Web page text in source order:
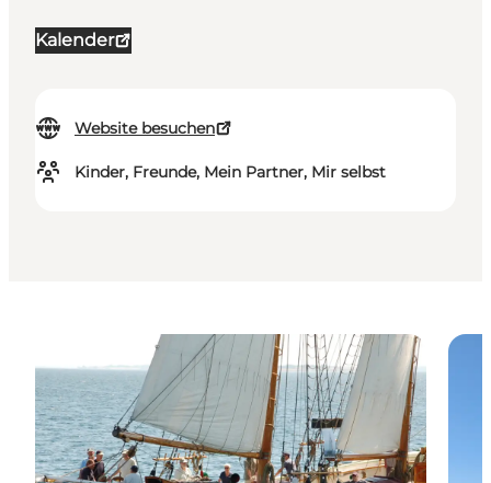
Kalender
Website besuchen
Kinder, Freunde, Mein Partner, Mir selbst